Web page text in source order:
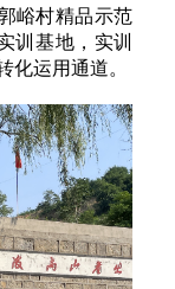
峪村精品示范
训基地，实训
运用通道。